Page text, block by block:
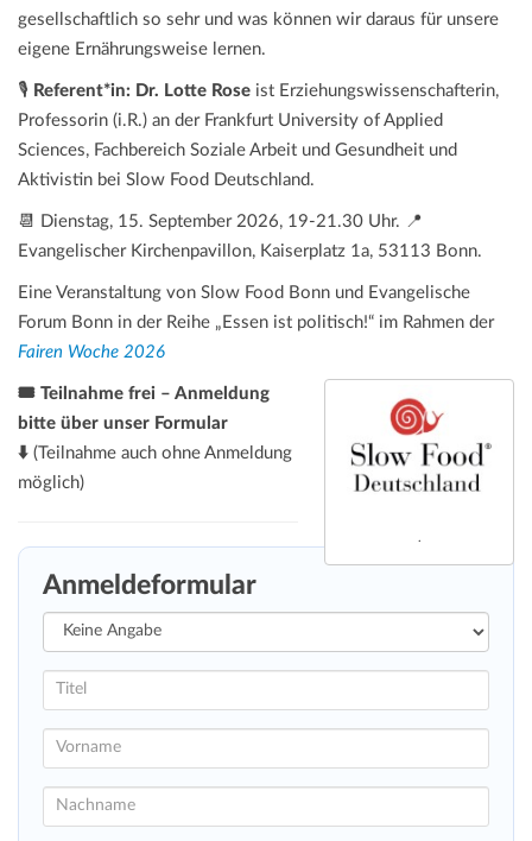
gesellschaftlich so sehr und was können wir daraus für unsere
eigene Ernährungsweise lernen.
🎙️ Referent*in: Dr. Lotte Rose ist Erziehungswissenschafterin,
Professorin (i.R.) an der Frankfurt University of Applied
Sciences, Fachbereich Soziale Arbeit und Gesundheit und
Aktivistin bei Slow Food Deutschland.
📆 Dienstag, 15. September 2026, 19-21.30 Uhr. 📍
Evangelischer Kirchenpavillon, Kaiserplatz 1a, 53113 Bonn.
Eine Veranstaltung von Slow Food Bonn und Evangelische
Forum Bonn in der Reihe „Essen ist politisch!“ im Rahmen der
Fairen Woche 2026
.
🎟️ Teilnahme frei – Anmeldung
bitte über unser Formular
⬇️ (Teilnahme auch ohne Anmeldung
möglich)
Anmeldeformular